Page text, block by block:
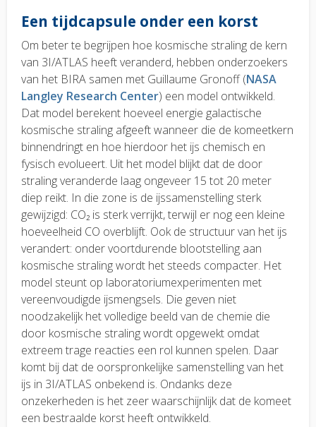
Een tijdcapsule onder een korst
Om beter te begrijpen hoe kosmische straling de kern
van 3I/ATLAS heeft veranderd, hebben onderzoekers
van het BIRA samen met Guillaume Gronoff (NASA
Langley Research Center) een model ontwikkeld.
Dat model berekent hoeveel energie galactische
kosmische straling afgeeft wanneer die de komeetkern
binnendringt en hoe hierdoor het ijs chemisch en
fysisch evolueert. Uit het model blijkt dat de door
straling veranderde laag ongeveer 15 tot 20 meter
diep reikt. In die zone is de ijssamenstelling sterk
gewijzigd: CO₂ is sterk verrijkt, terwijl er nog een kleine
hoeveelheid CO overblijft. Ook de structuur van het ijs
verandert: onder voortdurende blootstelling aan
kosmische straling wordt het steeds compacter. Het
model steunt op laboratoriumexperimenten met
vereenvoudigde ijsmengsels. Die geven niet
noodzakelijk het volledige beeld van de chemie die
door kosmische straling wordt opgewekt omdat
extreem trage reacties een rol kunnen spelen. Daar
komt bij dat de oorspronkelijke samenstelling van het
ijs in 3I/ATLAS onbekend is. Ondanks deze
onzekerheden is het zeer waarschijnlijk dat de komeet
een bestraalde korst heeft ontwikkeld.